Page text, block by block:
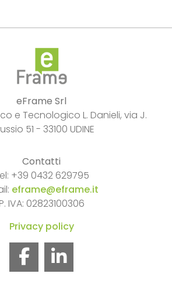
eFrame Srl
e Tecnologico L. Danieli, via J.
51 - 33100 UDINE
Contatti
+39 0432 629795
eframe@eframe.it
P. IVA: 02823100306
Privacy policy